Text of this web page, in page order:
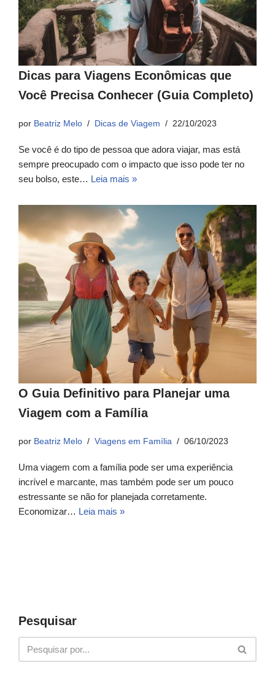
Dicas para Viagens Econômicas que
Você Precisa Conhecer (Guia Completo)
por Beatriz Melo Dicas de Viagem 22/10/2023
Se você é do tipo de pessoa que adora viajar, mas está
sempre preocupado com o impacto que isso pode ter no
seu bolso, este… Leia mais »
O Guia Definitivo para Planejar uma
Viagem com a Família
por Beatriz Melo Viagens em Família 06/10/2023
Uma viagem com a família pode ser uma experiência
incrível e marcante, mas também pode ser um pouco
estressante se não for planejada corretamente.
Economizar… Leia mais »
Pesquisar